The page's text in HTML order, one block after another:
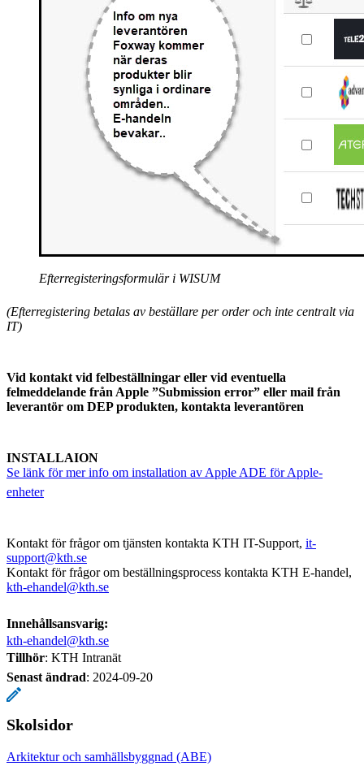
Efterregisteringsformulär i WISUM
(Efterregistering betalas av beställare per order och inte centralt via
IT)
Vid kontakt vid felbeställningar eller vid eventuella
felmeddelande från Apple ”Submission error” eller mail från
leverantör om DEP produkten, kontakta leverantören
INSTALLAION
Se länk för mer info om installation av Apple ADE för Apple-
enheter
Kontakt för frågor om tjänsten kontakta KTH IT-Support, it-
support@kth.se
Kontakt för frågor om beställningsprocess kontakta KTH E-handel,
kth-ehandel@kth.se
Innehållsansvarig:
kth-ehandel@kth.se
Tillhör: KTH Intranät
Senast ändrad: 2024-09-20
Skolsidor
Arkitektur och samhällsbyggnad (ABE)